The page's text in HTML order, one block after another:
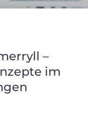
–
im